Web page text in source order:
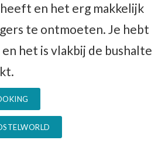
en het erg makkelijk
te ontmoeten. Je hebt
het is vlakbij de bushalte